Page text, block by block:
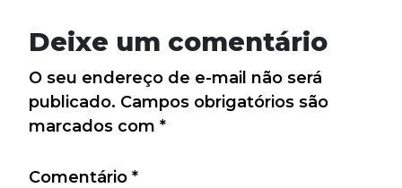
Deixe um comentário
O seu endereço de e-mail não será
publicado. Campos obrigatórios são
marcados com *
Comentário *